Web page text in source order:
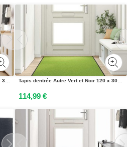
Tapis dentrée Autre Rose et Noir 120 x 300 cm Polyamide et PVC Tapis dentrée Autre Vert et Noir 120 x 300 cm Polyamide et PVC
114,99 €